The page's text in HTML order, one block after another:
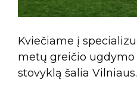
Kviečiame į
metų greičio
stovyklą šalia Vilniaus.